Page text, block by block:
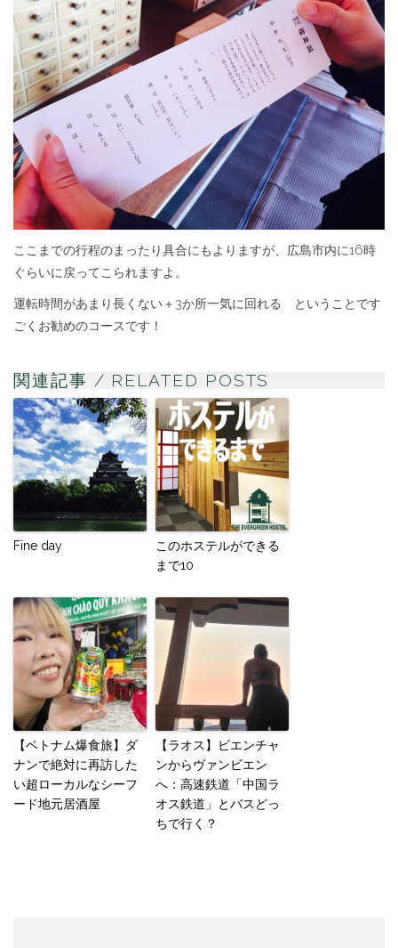
ここまでの行程のまったり具合にもよりますが、広島市内に16時
ぐらいに戻ってこられますよ。
運転時間があまり長くない＋3か所一気に回れる ということです
ごくお勧めのコースです！
関連記事 / RELATED POSTS
Fine day
このホステルができる
まで10
【ベトナム爆食旅】ダ
ナンで絶対に再訪した
い超ローカルなシーフ
ード地元居酒屋
【ラオス】ビエンチャ
ンからヴァンビエン
へ：高速鉄道「中国ラ
オス鉄道」とバスどっ
ちで行く？